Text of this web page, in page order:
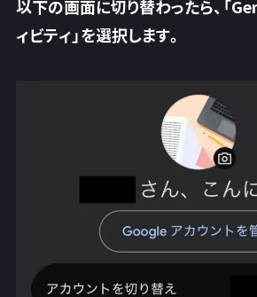
以下の画面に切り替わったら、「
ィビティ」を選択します。